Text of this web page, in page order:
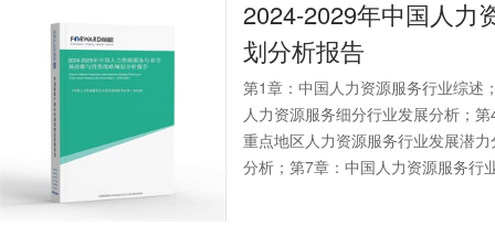
2024-2029年中国人力
划分析报告
第1章：中国人力资源服务行业综述
人力资源服务细分行业发展分析；
重点地区人力资源服务行业发展潜
分析；第7章：中国人力资源服务行